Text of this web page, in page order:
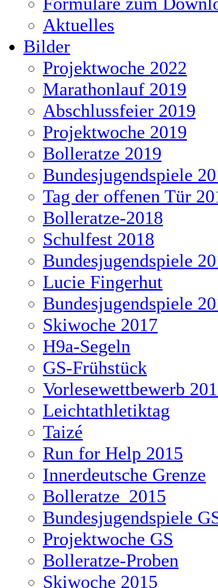
Aktuelles
Bilder
Projektwoche 2022
Marathonlauf 2019
Abschlussfeier 2019
Projektwoche 2019
Bolleratze 2019
Bundesjugendspiele
Tag der offenen Tür
Bolleratze-2018
Schulfest 2018
Bundesjugendspiele
Lucie Fingerhut
Bundesjugendspiele
Skiwoche 2017
H9a-Segeln
GS-Frühstück
Vorlesewettbewerb
Leichtathletiktag
Taizé
Run for Help 2015
Innerdeutsche Grenze
Bolleratze_2015
Bundesjugendspiele
Projektwoche GS
Bolleratze-Proben
Skiwoche 2015